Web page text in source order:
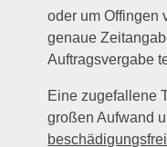
oder um Offingen
genaue
Auftragsvergabe
Eine zugefallene
großen Aufwand
beschädigungsfrei